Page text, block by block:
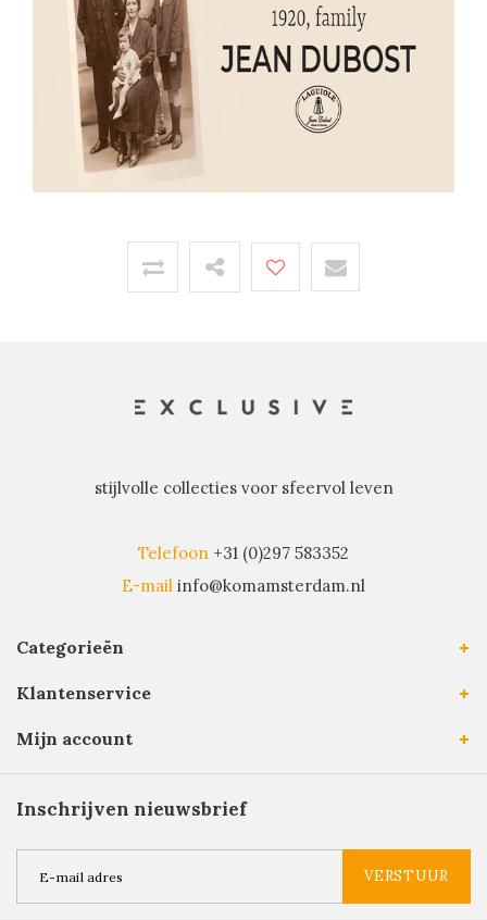
stijlvolle collecties voor sfeervol leven
Telefoon +31 (0)297 583352
E-mail info@komamsterdam.nl
Categorieën
Klantenservice
Mijn account
Inschrijven nieuwsbrief
VERSTUUR